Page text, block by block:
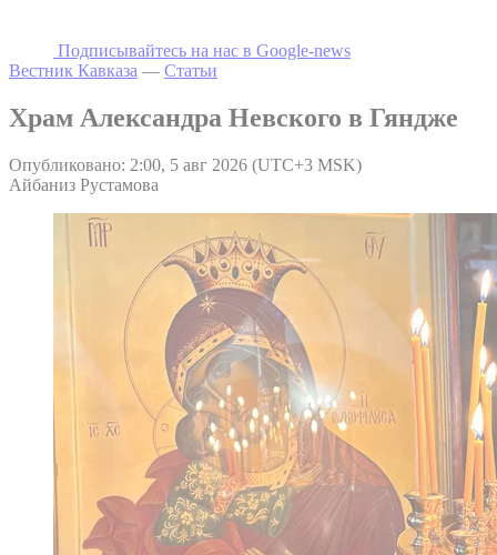
Подписывайтесь на наc в Google-news
Вестник Кавказа — Статьи
Храм Александра Невского в Гяндже
Опубликовано: 2:00, 5 авг 2026 (UTC+3 MSK)
Айбаниз Рустамова